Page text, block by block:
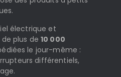
électrique et
de plus de10 000
le jour-même :
différentiels,